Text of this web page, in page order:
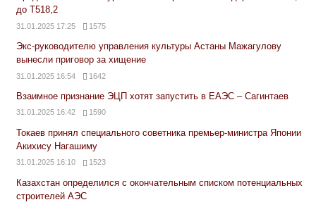
до Т518,2
31.01.2025 17:25 1575
Экс-руководителю управления культуры Астаны Мажагулову
вынесли приговор за хищение
31.01.2025 16:54 1642
Взаимное признание ЭЦП хотят запустить в ЕАЭС – Сагинтаев
31.01.2025 16:42 1590
Токаев принял специального советника премьер-министра Японии
Акихису Нагашиму
31.01.2025 16:10 1523
Казахстан определился с окончательным списком потенциальных
строителей АЭС